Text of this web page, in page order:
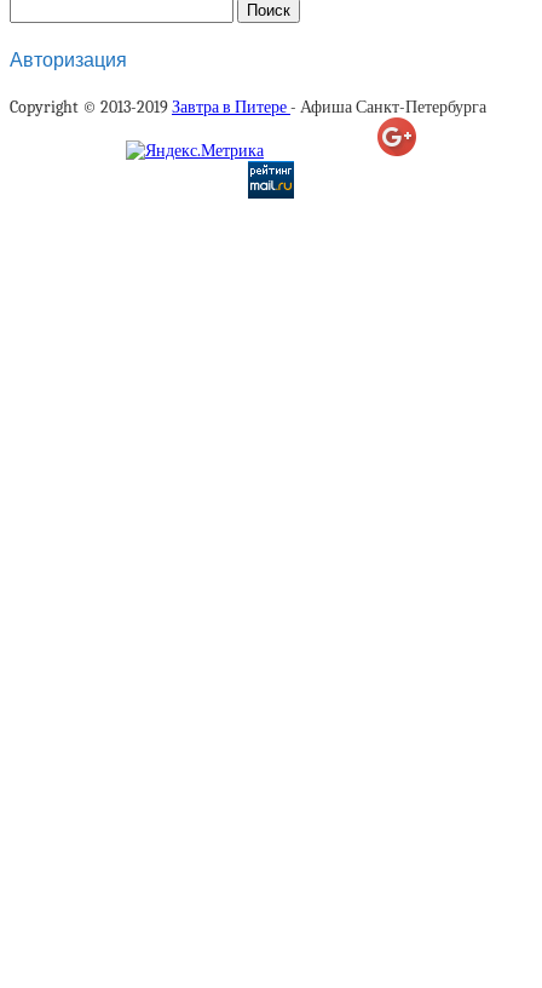
Авторизация
Copyright © 2013-2019Завтра в Питере- Афиша Санкт-Петербурга